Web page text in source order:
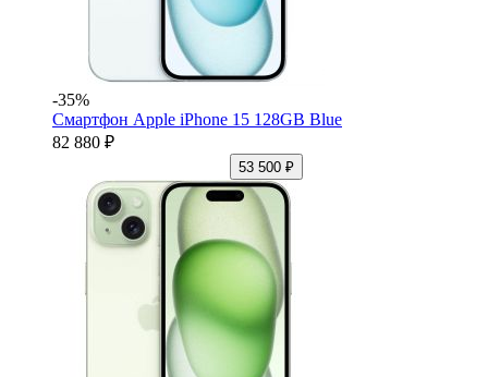
-35%
Смартфон Apple iPhone 15 128GB Blue
82 880 ₽
53 500 ₽